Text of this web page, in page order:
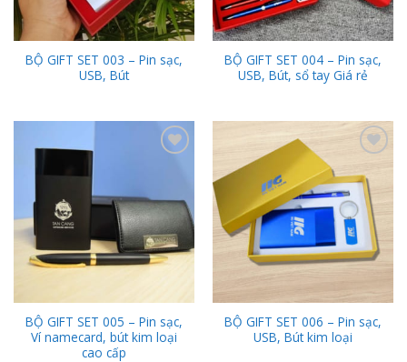
BỘ GIFT SET 003 – Pin sạc,
USB, Bút
BỘ GIFT SET 004 – Pin sạc,
USB, Bút, sổ tay Giá rẻ
BỘ GIFT SET 005 – Pin sạc,
Ví namecard, bút kim loại
cao cấp
Wishlist
BỘ GIFT SET 006 – Pin sạc,
USB, Bút kim loại